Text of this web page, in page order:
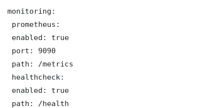
monitoring:
prometheus:
enabled: true
port: 9090
path: /metrics
healthcheck:
enabled: true
path: /health